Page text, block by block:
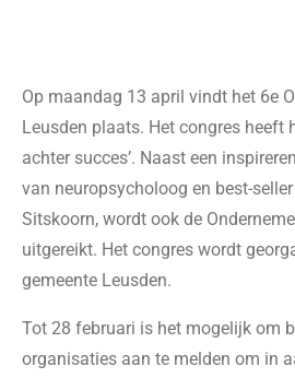
Op maandag 13 april vindt het 6e
Leusden plaats. Het congres heeft
achter succes’. Naast een
van neuropsycholoog en best-
Sitskoorn, wordt ook de
uitgereikt. Het congres wordt
gemeente Leusden.
Tot 28 februari is het mogelijk om
organisaties aan te melden om in